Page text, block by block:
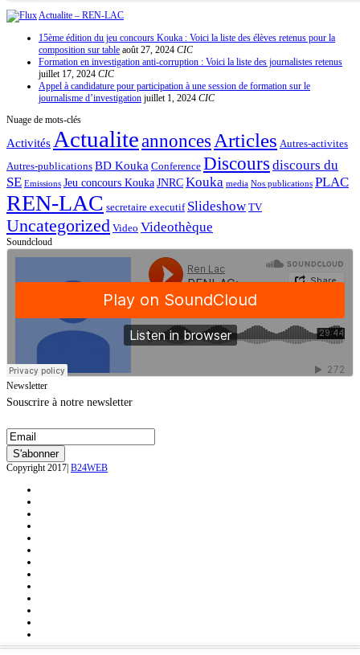
Actualite – REN-LAC
15ème édition du jeu concours Kouka : Voici la liste des élèves retenus pour la
composition sur table août 27, 2024 CIC
Formation en investigation anti-corruption : Voici la liste des journalistes retenus
juillet 17, 2024 CIC
Appel à candidature pour participation à une session de formation sur le
journalisme d’investigation juillet 1, 2024 CIC
Nuage de mots-clés
Activités Actualiteannonces Articles Autres-activites
Autres-publications BD Kouka Conference Discours discours du
SE Emissions Jeu concours KoukaJNRCKouka media Nos publications PLAC
REN-LAC secretaire executif Slideshow TV
Uncategorized Video Videothèque
Soundcloud
Newsletter
Souscrire à notre newsletter
Copyright 2017| B24WEB